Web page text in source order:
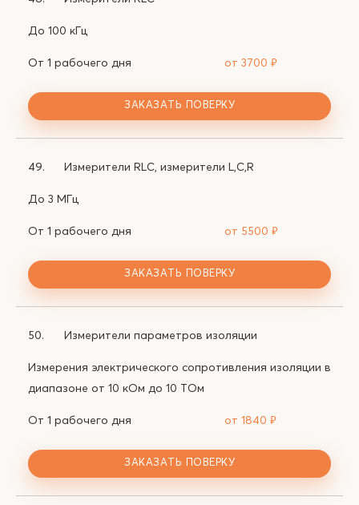
До 100 кГц
От 1 рабочего дня от 3700 ₽
ЗАКАЗАТЬ ПОВЕРКУ
49. Измерители RLC, измерители L,C,R
До 3 МГц
От 1 рабочего дня от 5500 ₽
ЗАКАЗАТЬ ПОВЕРКУ
50. Измерители параметров изоляции
Измерения электрического сопротивления изоляции в
диапазоне от 10 кОм до 10 ТОм
От 1 рабочего дня от 1840 ₽
ЗАКАЗАТЬ ПОВЕРКУ